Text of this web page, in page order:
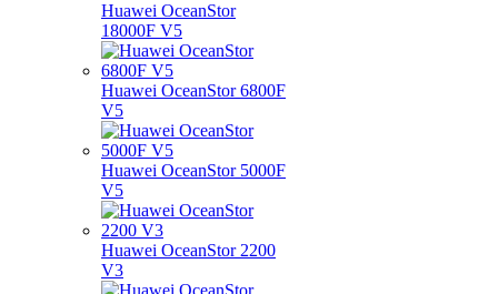
Huawei OceanStor
18000F V5
Huawei OceanStor 6800F
V5
Huawei OceanStor 5000F
V5
Huawei OceanStor 2200
V3